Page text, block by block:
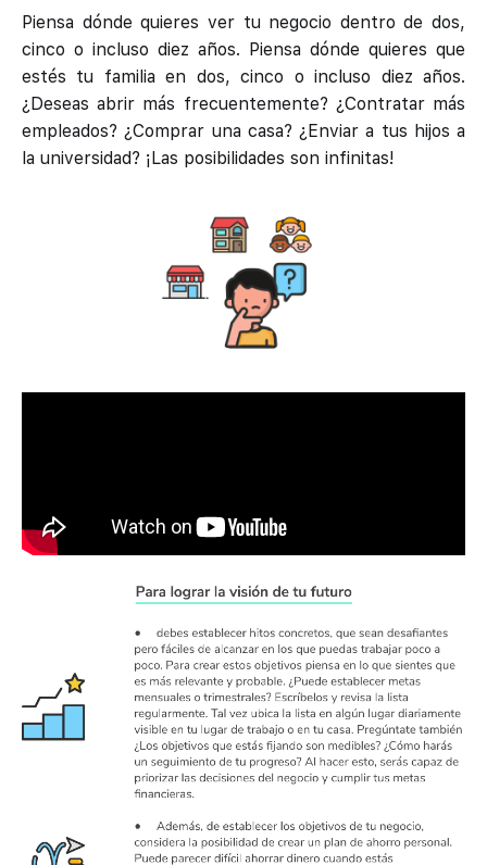
Piensa dónde quieres ver tu negocio dentro de dos,
cinco o incluso diez años. Piensa dónde quieres que
estés tu familia en dos, cinco o incluso diez años.
¿Deseas abrir más frecuentemente? ¿Contratar más
empleados? ¿Comprar una casa? ¿Enviar a tus hijos a
la universidad? ¡Las posibilidades son infinitas!